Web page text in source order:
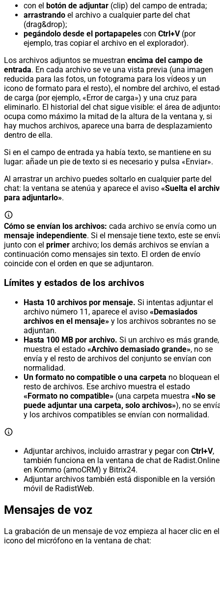
con el botón de adjuntar (clip) del campo de entrada;
arrastrando el archivo a cualquier parte del chat
(drag&drop);
pegándolo desde el portapapeles con Ctrl+V(por
ejemplo, tras copiar el archivo en el explorador).
Los archivos adjuntos se muestran encima del campo de
entrada. En cada archivo se ve una vista previa (una imagen
reducida para las fotos, un fotograma para los vídeos y un
icono de formato para el resto), el nombre del archivo, el
de carga (por ejemplo, «Error de carga») y una cruz para
eliminarlo. El historial del chat sigue visible: el área de
ocupa como máximo la mitad de la altura de la ventana y, si
hay muchos archivos, aparece una barra de desplazamiento
dentro de ella.
Si en el campo de entrada ya había texto, se mantiene en su
lugar: añade un pie de texto si es necesario y pulsa «Enviar».
Al arrastrar un archivo puedes soltarlo en cualquier parte del
chat: la ventana se atenúa y aparece el aviso «Suelta el
para adjuntarlo».
Cómo se envían los archivos: cada archivo se envía como un
mensaje independiente. Si el mensaje tiene texto, este se
junto con el primer archivo; los demás archivos se envían a
continuación como mensajes sin texto. El orden de envío
coincide con el orden en que se adjuntaron.
Límites y estados de los archivos
Hasta 10 archivos por mensaje. Si intentas adjuntar el
archivo número 11, aparece el aviso «Demasiados
archivos en el mensaje» y los archivos sobrantes no se
adjuntan.
Hasta 100 MB por archivo. Si un archivo es más grande,
muestra el estado «Archivo demasiado grande», no se
envía y el resto de archivos del conjunto se envían con
normalidad.
Un formato no compatible o una carpeta no bloquean el
resto de archivos. Ese archivo muestra el estado
«Formato no compatible» (una carpeta muestra «No se
puede adjuntar una carpeta, solo archivos»), no se
y los archivos compatibles se envían con normalidad.
Adjuntar archivos, incluido arrastrar y pegar con Ctrl+V,
también funciona en la ventana de chat de Radist.Online
en Kommo (amoCRM) y Bitrix24.
Adjuntar archivos también está disponible en la versión
móvil de RadistWeb.
Mensajes de voz
La grabación de un mensaje de voz empieza al hacer clic en el
icono del micrófono en la ventana de chat: